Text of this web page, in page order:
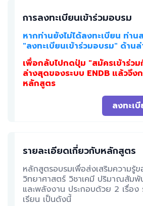
การลงทะเบียนเข้าร่วมอบรม
หากท่านยังไม่ได้ลงทะเบียน ท่า
"ลงทะเบียนเข้าร่วมอบรม" ด้าน
เพื่อกลับไปกดปุ่ม "สมัครเข้าร่ว
ล่างสุดของระบบ ENDB แล้วจึง
หลักสูตร
ลงทะเ
รายละเอียดเกี่ยวกับหลักสูตร
หลักสูตรอบรมเพื่อส่งเสริมความรู้
วิทยาศาสตร์ วิชาเคมี ปริมาณสัมพั
และพลังงาน ประกอบด้วย 2 เรื่อง
เรียน เป็นดังนี้